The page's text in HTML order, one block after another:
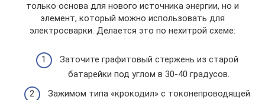
только основа для нового источника энергии, но и
элемент, который можно использовать для
электросварки. Делается это по нехитрой схеме:
Заточите графитовый стержень из старой
батарейки под углом в 30-40 градусов.
Зажимом типа «крокодил» с токонепроводящей